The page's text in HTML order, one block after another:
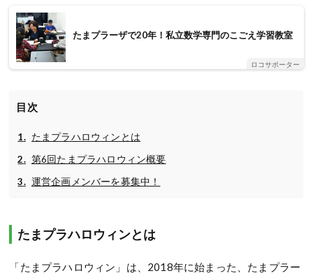
たまプラーザで20年！私立数学専門のこごえ学習教室
ロコサポーター
目次
たまプラハロウィンとは
第6回たまプラハロウィン概要
運営企画メンバーを募集中！
たまプラハロウィンとは
「たまプラハロウィン」は、2018年に始まった、たまプラー